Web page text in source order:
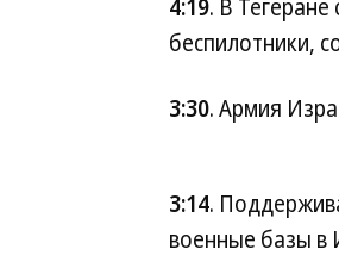
4:19. В
беспилотники,
3:30. Армия
3:14.
военные базы в